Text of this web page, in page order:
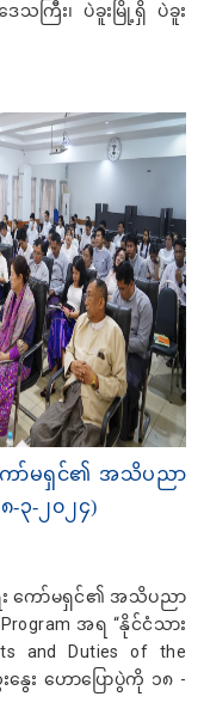
ကြီး၊ ပဲခူးမြို့ရှိ ပဲခူး
ကော်မရှင်၏ အသိပညာ
-၃-၂၀၂၄)
း‌ ကော်မရှင်၏ အသိပညာ
အရ “နိုင်ငံသား
and Duties of the
နွေး ဟောပြောပွဲကို ၁၈ -